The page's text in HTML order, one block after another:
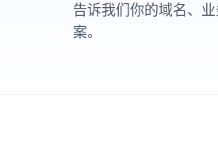
告诉我们你的域名、
案。